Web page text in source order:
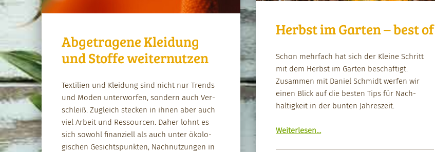
Herbst im Garten – best of
Schon mehrfach hat sich der Kleine Schritt
mit dem Herb­st im Garten beschäftigt.
Zusam­men mit Daniel Schmidt wer­fen wir
einen Blick auf die besten Tips für Nach­
haltigkeit in der bun­ten Jahreszeit.
Weit­er­lesen…
Abgetragene Kleidung
und Stoffe weiternutzen
Tex­tilien und Klei­dung sind nicht nur Trends
und Mod­en unter­wor­fen, son­dern auch Ver­
schleiß. Zugle­ich steck­en in ihnen aber auch
viel Arbeit und Ressourcen. Daher lohnt es
sich sowohl finanziell als auch unter ökol­o­
gis­chen Gesicht­spunk­ten, Nach­nutzun­gen in